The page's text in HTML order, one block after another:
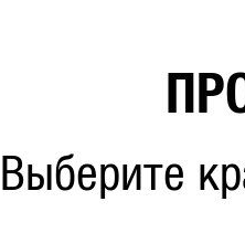
Выберите